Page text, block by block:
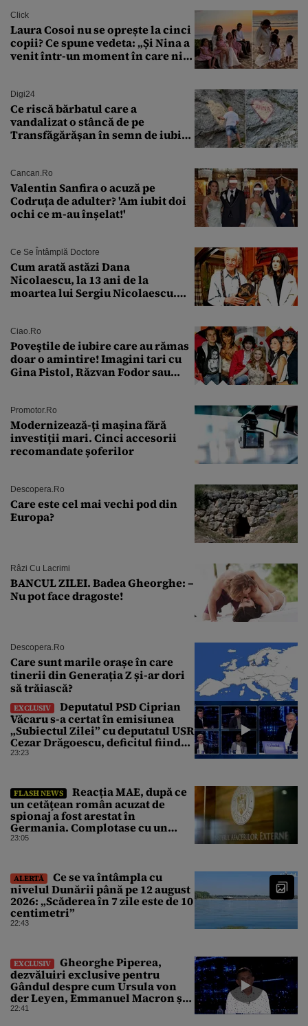
Click
Laura Cosoi nu se oprește la cinci
copii? Ce spune vedeta: „Și Nina a
venit într-un moment în care nici
Digi24
Ce riscă bărbatul care a
vandalizat o stâncă de pe
Transfăgărășan în semn de iubire
Cancan.ro
Valentin Sanfira o acuză pe
Codruța de adulter? 'Am iubit doi
ochi ce m-au înșelat!'
Ce Se Întâmplă Doctore
Cum arată astăzi Dana
Nicolaescu, la 13 ani de la
moartea lui Sergiu Nicolaescu.
Ciao.ro
Poveştile de iubire care au rămas
doar o amintire! Imagini tari cu
Gina Pistol, Răzvan Fodor sau
Promotor.ro
Modernizează-ți mașina fără
investiții mari. Cinci accesorii
recomandate șoferilor
Descopera.ro
Care este cel mai vechi pod din
Europa?
Râzi Cu Lacrimi
BANCUL ZILEI. Badea Gheorghe: –
Nu pot face dragoste!
Descopera.ro
Care sunt marile orașe în care
tinerii din Generația Z și-ar dori
să trăiască?
EXCLUSIV
Deputatul PSD Ciprian
Văcaru s-a certat în emisiunea
„Subiectul Zilei” cu deputatul USR
Cezar Drăgoescu, deficitul fiind
motivul scandalului
23:23
FLASH NEWS
Reacția MAE, după ce
un cetăţean român acuzat de
spionaj a fost arestat în
Germania. Complotase cu un
ucrainean ca să asasineze un
23:05
ALERTĂ
Ce se va întâmpla cu
nivelul Dunării până pe 12 august
2026: „Scăderea în 7 zile este de 10
centimetri”
22:43
EXCLUSIV
Gheorghe Piperea,
dezvăluiri exclusive pentru
Gândul despre cum Ursula von
der Leyen, Emmanuel Macron și
Zelenski plănuiesc pe Signal să îl
22:41